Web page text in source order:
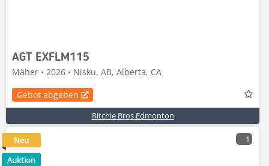
AGT EXFLM115
Mäher • 2026 • Nisku, AB, Alberta, CA
Gebot abgeben
Ritchie Bros Edmonton
1
Neu
Auktion